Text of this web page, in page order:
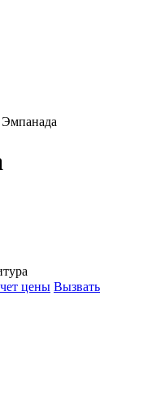
цены Вызвать